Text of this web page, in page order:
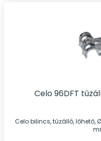
Celo 96DFT
Celo bilincs, tűzálló, lőhető,